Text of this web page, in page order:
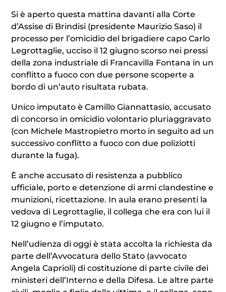
Si è aperto questa mattina davanti alla Corte
d’Assise di Brindisi (presidente Maurizio Saso) il
processo per l’omicidio del brigadiere capo Carlo
Legrottaglie, ucciso il 12 giugno scorso nei pressi
della zona industriale di Francavilla Fontana in un
conflitto a fuoco con due persone scoperte a
bordo di un’auto risultata rubata.
Unico imputato è Camillo Giannattasio, accusato
di concorso in omicidio volontario pluriaggravato
(con Michele Mastropietro morto in seguito ad un
successivo conflitto a fuoco con due poliziotti
durante la fuga).
È anche accusato di resistenza a pubblico
ufficiale, porto e detenzione di armi clandestine e
munizioni, ricettazione. In aula erano presenti la
vedova di Legrottaglie, il collega che era con lui il
12 giugno e l’imputato.
Nell’udienza di oggi è stata accolta la richiesta da
parte dell’Avvocatura dello Stato (avvocato
Angela Caprioli) di costituzione di parte civile dei
ministeri dell’Interno e della Difesa. Le altre parte